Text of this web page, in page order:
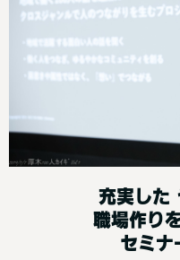
充実した
職場作り
セミナ